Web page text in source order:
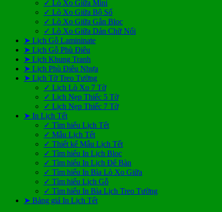
✓ Lò Xo Giữa Mini
✓ Lò Xo Giữa Bộ Số
✓ Lò Xo Giữa Gắn Bloc
✓ Lò Xo Giữa Dán Chữ Nổi
➤ Lịch Gỗ Lamininate
➤ Lịch Gỗ Phù Điêu
➤ Lịch Khung Tranh
➤ Lịch Phù Điêu Nhựa
➤ Lịch Tờ Treo Tường
✓ Lịch Lò Xo 7 Tờ
✓ Lịch Nẹp Thiếc 5 Tờ
✓ Lịch Nẹp Thiếc 7 Tờ
➤ In Lịch Tết
✓ Tìm hiểu Lịch Tết
✓ Mẫu Lịch Tết
✓ Thiết kế Mẫu Lịch Tết
✓ Tìm hiểu In Lịch Bloc
✓ Tìm hiểu In Lịch Để Bàn
✓ Tìm hiểu In Bìa Lò Xo Giữa
✓ Tìm hiểu Lịch Gỗ
✓ Tìm hiểu In Bìa Lịch Treo Tường
➤ Bảng giá In Lịch Tết